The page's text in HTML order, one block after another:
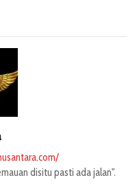
disitu pasti ada jalan".